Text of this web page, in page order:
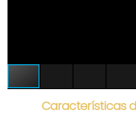
Características